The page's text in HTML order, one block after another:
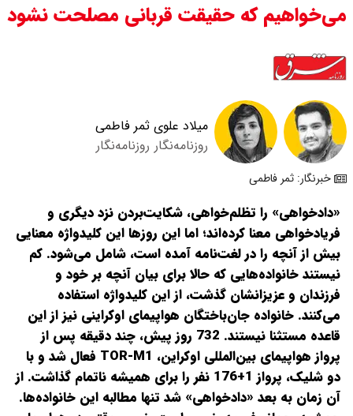
می‌خواهیم که حقیقت قربانی مصلحت نشود
میلاد علوی
روزنامه‌نگار
ثمر فاطمی
روزنامه‌نگار
خبرنگار: ثمر فاطمی
«دادخواهی» را تظلم‌خواهی، شکایت‌بردن نزد دیگری و
فریاد‌خواهی معنا کرده‌اند؛ اما این روزها این کلیدواژه معنایی
بیش از آنچه را در لغت‌نامه آمده است، شامل می‌شود. کم
نیستند خانواده‌هایی که حالا برای بیان آنچه بر خود و
فرزندان و عزیزانشان گذشت، از این کلیدواژه استفاده
می‌کنند. خانواده جان‌باختگان هواپیمای اوکراینی نیز از این
قاعده مستثنا نیستند. 732 روز پیش، چند دقیقه پس از
پرواز هواپیمای بین‌المللی اوکراین، TOR-M1 فعال شد و با
دو شلیک، پرواز 1+176 نفر را برای همیشه ناتمام گذاشت. از
آن زمان به بعد «دادخواهی» شد تنها مطالبه این خانواده‌ها.